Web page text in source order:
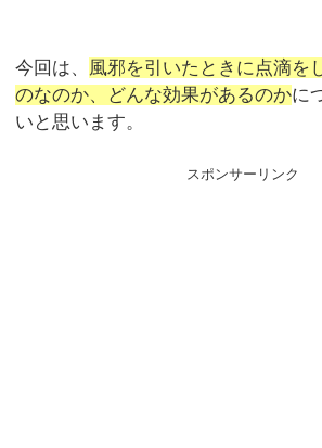
今回は、 風邪を引いたときに点滴を
のなのか、どんな効果があるのかに
いと思います。
スポンサーリンク